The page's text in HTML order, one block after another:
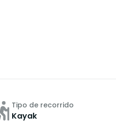
Tipo de recorrido
Kayak